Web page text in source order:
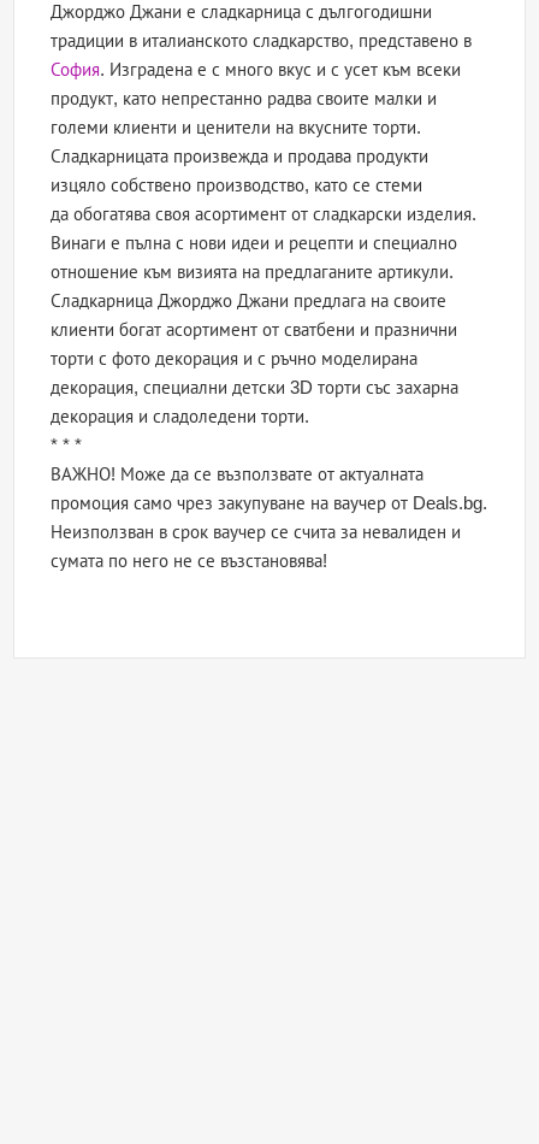
Джорджо Джани е сладкарница с дългогодишни
традиции в италианското сладкарство, представено в
София. Изградена е с много вкус и с усет към всеки
продукт, като непрестанно радва своите малки и
големи клиенти и ценители на вкусните торти.
Сладкарницата произвежда и продава продукти
изцяло собствено производство, като се стеми
да обогатява своя асортимент от сладкарски изделия.
Винаги е пълна с нови идеи и рецепти и специално
отношение към визията на предлаганите артикули.
Сладкарница Джорджо Джани предлага на своите
клиенти богат асортимент от сватбени и празнични
торти с фото декорация и с ръчно моделирана
декорация, специални детски 3D торти със захарна
декорация и сладоледени торти.
* * *
ВАЖНО! Може да се възползвате от актуалната
промоция само чрез закупуване на ваучер от Deals.bg.
Неизползван в срок ваучер се счита за невалиден и
сумата по него не се възстановява!